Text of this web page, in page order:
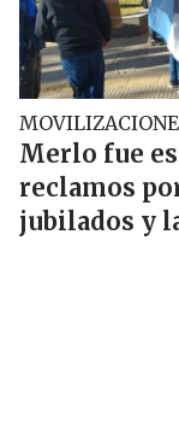
Merlo fue
reclamos
jubilados y